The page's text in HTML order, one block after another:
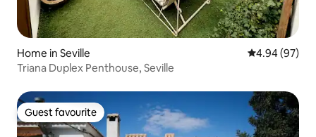
Home in Seville 4.94 out of 5
4.94 (97)
Triana Duplex Penthouse, Seville
Guest favourite
Guest favourite